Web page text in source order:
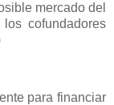
mercado del
cofundadores
para financiar